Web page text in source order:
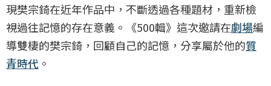
現樊宗錡在近年作品中，不斷透過各種題材，重新檢
視過往記憶的存在意義。《500輯》這次邀請在劇場編
導雙棲的樊宗錡，回顧自己的記憶，分享屬於他的質
青時代 。